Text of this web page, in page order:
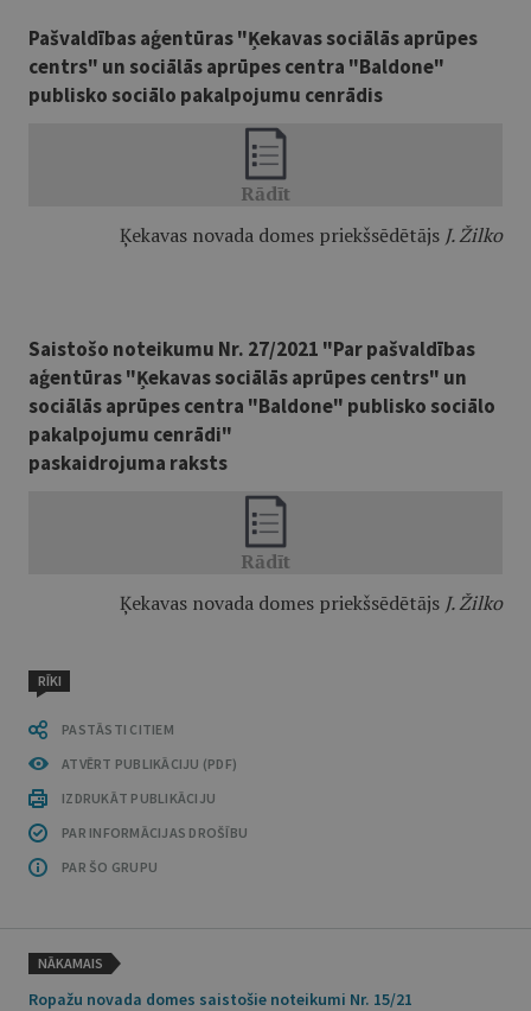
Pašvaldības aģentūras "Ķekavas sociālās aprūpes
centrs" un sociālās aprūpes centra "Baldone"
publisko sociālo pakalpojumu cenrādis
Ķekavas novada domes priekšsēdētājs J. Žilko
Saistošo noteikumu Nr. 27/2021 "Par pašvaldības
aģentūras "Ķekavas sociālās aprūpes centrs" un
sociālās aprūpes centra "Baldone" publisko sociālo
pakalpojumu cenrādi"
paskaidrojuma raksts
Ķekavas novada domes priekšsēdētājs J. Žilko
RĪKI
PASTĀSTI CITIEM
ATVĒRT PUBLIKĀCIJU (PDF)
IZDRUKĀT PUBLIKĀCIJU
PAR INFORMĀCIJAS DROŠĪBU
PAR ŠO GRUPU
NĀKAMAIS
Ropažu novada domes saistošie noteikumi Nr. 15/21